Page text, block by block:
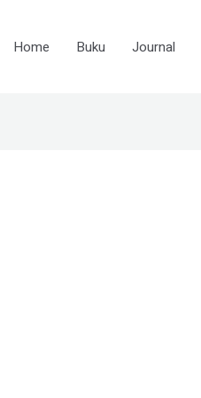
Home Buku Journal